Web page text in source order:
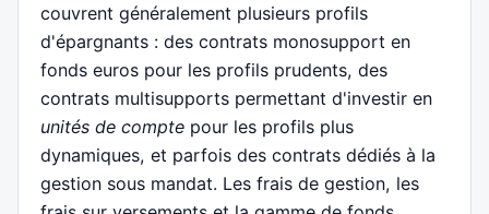
couvrent généralement plusieurs profils
d'épargnants : des contrats monosupport en
fonds euros pour les profils prudents, des
contrats multisupports permettant d'investir en
unités de compte pour les profils plus
dynamiques, et parfois des contrats dédiés à la
gestion sous mandat. Les frais de gestion, les